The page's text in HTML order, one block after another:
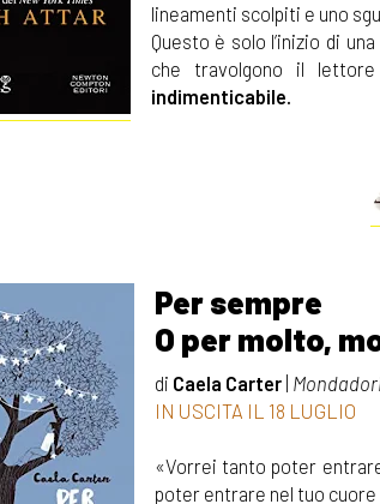
lineamenti scolpiti e uno
Questo è solo l’inizio di
che travolgono il
indimenticabile.
Per sempre
O per molto,
di Caela Carter|
IN USCITA IL 18 LUGLIO
«Vorrei tanto poter
poter entrare nel tuo